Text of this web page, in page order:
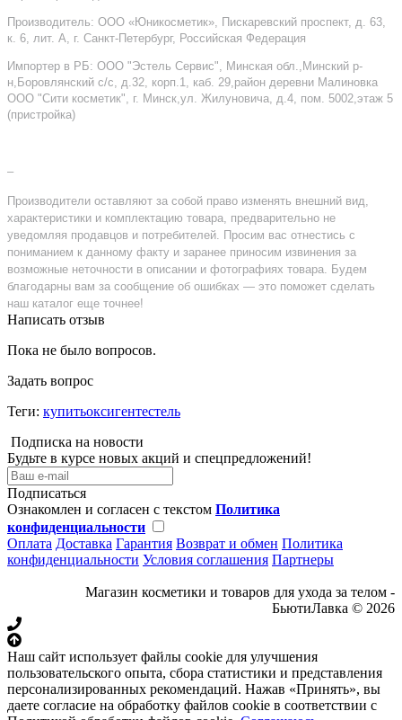
Производитель: ООО «Юникосметик», Пискаревский проспект, д. 63,
к. 6, лит. А, г. Санкт-Петербург, Российская Федерация
Импортер в РБ: ООО "Эстель Сервис", Минская обл.,Минский р-
н,Боровлянский с/с, д.32, корп.1, каб. 29,район деревни Малиновка
ООО "Сити косметик", г. Минск,ул. Жилуновича, д.4, пом. 5002,этаж 5
(пристройка)
–
Производители оставляют за собой право изменять внешний вид,
характеристики и комплектацию товара, предварительно не
уведомляя продавцов и потребителей. Просим вас отнестись с
пониманием к данному факту и заранее приносим извинения за
возможные неточности в описании и фотографиях товара. Будем
благодарны вам за сообщение об ошибках — это поможет сделать
наш каталог еще точнее!
Написать отзыв
Пока не было вопросов.
Задать вопрос
Теги: купитьоксигентестель
Подписка на новости
Будьте в курсе новых акций и спецпредложений!
Подписаться
Ознакомлен и согласен с текстом Политика
конфиденциальности
Оплата Доставка Гарантия Возврат и обмен Политика
конфиденциальности Условия соглашения Партнеры
Магазин косметики и товаров для ухода за телом -
БьютиЛавка © 2026
Наш сайт использует файлы cookie для улучшения
пользовательского опыта, сбора статистики и представления
персонализированных рекомендаций. Нажав «Принять», вы
даете согласие на обработку файлов cookie в соответствии с